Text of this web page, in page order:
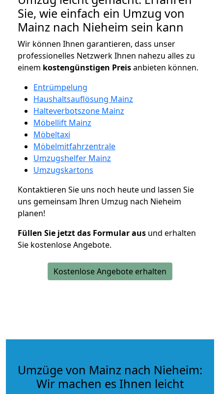
Sie, wie einfach ein Umzug von
Mainz nach Nieheim sein kann
Wir können Ihnen garantieren, dass unser
professionelles Netzwerk Ihnen nahezu alles zu
einem kostengünstigen Preisanbieten können.
Entrümpelung
Haushaltsauflösung Mainz
Halteverbotszone Mainz
Möbellift Mainz
Möbeltaxi
Möbelmitfahrzentrale
Umzugshelfer Mainz
Umzugskartons
Kontaktieren Sie uns noch heute und lassen Sie
uns gemeinsam Ihren Umzug nach Nieheim
planen!
Füllen Sie jetzt das Formular aus und erhalten
Sie kostenlose Angebote.
Kostenlose Angebote erhalten
Umzüge von Mainz nach Nieheim:
Wir machen es Ihnen leicht